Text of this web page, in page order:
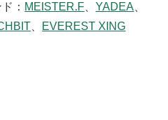
： MEISTER.F 、YADEA
EVEREST XING